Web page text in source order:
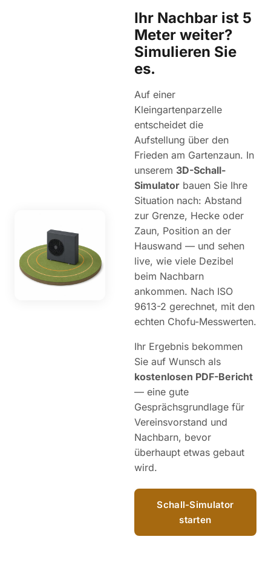
Ihr Nachbar ist 5
Meter weiter?
Simulieren Sie
es.
Auf einer
Kleingartenparzelle
entscheidet die
Aufstellung über den
Frieden am Gartenzaun. In
unserem 3D-Schall-
Simulatorbauen Sie Ihre
Situation nach: Abstand
zur Grenze, Hecke oder
Zaun, Position an der
Hauswand — und sehen
live, wie viele Dezibel
beim Nachbarn
ankommen. Nach ISO
9613-2 gerechnet, mit den
echten Chofu-Messwerten.
Ihr Ergebnis bekommen
Sie auf Wunsch als
kostenlosen PDF-Bericht
— eine gute
Gesprächsgrundlage für
Vereinsvorstand und
Nachbarn, bevor
überhaupt etwas gebaut
wird.
Schall-Simulator
starten